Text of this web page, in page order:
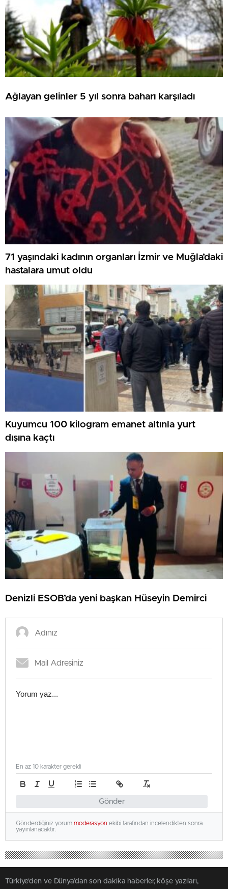
Ağlayan gelinler 5 yıl sonra baharı karşıladı
71 yaşındaki kadının organları İzmir ve Muğla’daki
hastalara umut oldu
Kuyumcu 100 kilogram emanet altınla yurt
dışına kaçtı
Denizli ESOB’da yeni başkan Hüseyin Demirci
Gönder
En az 10 karakter gerekli
Gönderdiğiniz yorum moderasyon ekibi tarafından incelendikten sonra
yayınlanacaktır.
Türkiye'den ve Dünya’dan son dakika haberler, köşe yazıları,